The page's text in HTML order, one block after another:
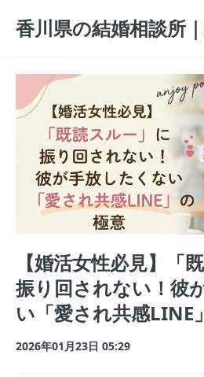
香川県の結婚相談所
【婚活女性必見】「
振り回されない！彼
い「愛され共感LINE
2026年01月23日 05:29